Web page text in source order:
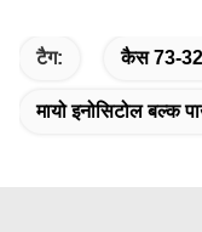
टैग: कैस 73-
मायो इनोसिटोल बल्क